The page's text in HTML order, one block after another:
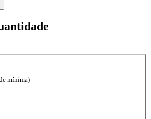
mínima)